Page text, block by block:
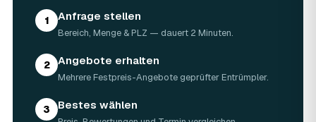
eine komplette Wohnung oder ein Haus in Ramstein-
Miesenbach kann ein bis zwei Tage dauern. Einen Termin
gibt es häufig schon innerhalb weniger Tage, bei akuten
Fällen wie einer Messie-Wohnung auch kurzfristig.
Welche Gegenstände werden bei der
Entrümpelung entsorgt?
Mitgenommen wird praktisch der gesamte Hausrat: Möbel,
Elektrogeräte, Teppiche, Kleidung, Kartons, Sperrmüll
1 Anfrage stellen
Bereich, Menge & PLZ — dauert 2 Minuten.
2 Angebote erhalten
Mehrere Festpreis-Angebote geprüfter Entrümpler.
3 Bestes wählen